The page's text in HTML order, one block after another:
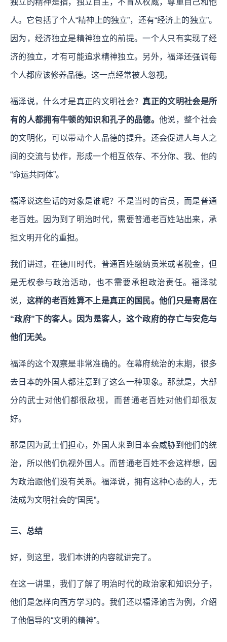
独立的精神是指，独立自主，不盲从权威，尊重自己和他
人。它包括了个人“精神上的独立”，还有“经济上的独立”。
因为，经济独立是精神独立的前提。一个人只有实现了经
济的独立，才有可能追求精神独立。另外，福泽还强调每
个人都应该修养品德。这一点经常被人忽视。
福泽说，什么才是真正的文明社会？ 真正的文明社会是所
有的人都拥有牛顿的知识和孔子的品德。 他说，整个社会
的文明化，可以带动个人品德的提升。还会促进人与人之
间的交流与协作，形成一个相互依存、不分你、我、他的
“命运共同体”。
福泽说这些话的对象是谁呢？不是当时的官员，而是普通
老百姓。因为到了明治时代，需要普通老百姓站出来，承
担文明开化的重担。
我们讲过，在德川时代，普通百姓缴纳贡米或者税金，但
是无权参与政治活动，也不需要承担政治责任。福泽就
说， 这样的老百姓算不上是真正的国民。他们只是寄居在
“政府”下的客人。因为是客人，这个政府的存亡与安危与
他们无关。
福泽的这个观察是非常准确的。在幕府统治的末期，很多
去日本的外国人都注意到了这么一种现象。那就是，大部
分的武士对他们都很敌视，而普通老百姓对他们却很友
好。
那是因为武士们担心，外国人来到日本会威胁到他们的统
治，所以他们仇视外国人。而普通老百姓不会这样想，因
为政治跟他们没有关系。福泽说，拥有这种心态的人，无
法成为文明社会的“国民”。
三、总结
好，到这里，我们本讲的内容就讲完了。
在这一讲里，我们了解了明治时代的政治家和知识分子，
他们是怎样向西方学习的。我们还以福泽谕吉为例，介绍
了他倡导的“文明的精神”。